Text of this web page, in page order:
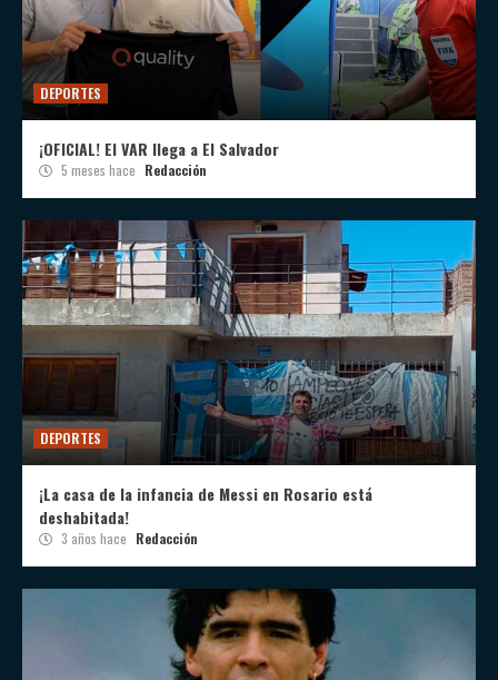
DEPORTES
¡OFICIAL! El VAR llega a El Salvador
5 meses hace Redacción
DEPORTES
¡La casa de la infancia de Messi en Rosario está
deshabitada!
3 años hace Redacción